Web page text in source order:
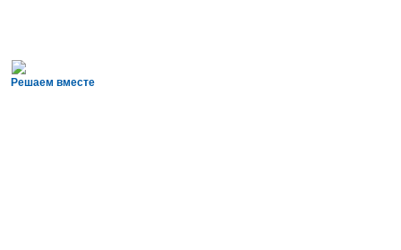
Решаем вместе